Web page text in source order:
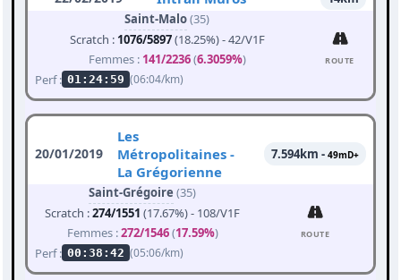
Saint-Malo(35)
Scratch : 1076/5897(18.25%) - 42/V1F
Femmes : 141/2236(6.3059%)
Perf : 01:24:59 (06:04/km)
ROUTE
20/01/2019
Les
Métropolitaines -
La Grégorienne
7.594km - 49mD+
Saint-Grégoire (35)
Scratch :274/1551 (17.67%) - 108/V1F
Femmes :272/1546(17.59%)
Perf : 00:38:42 (05:06/km)
ROUTE